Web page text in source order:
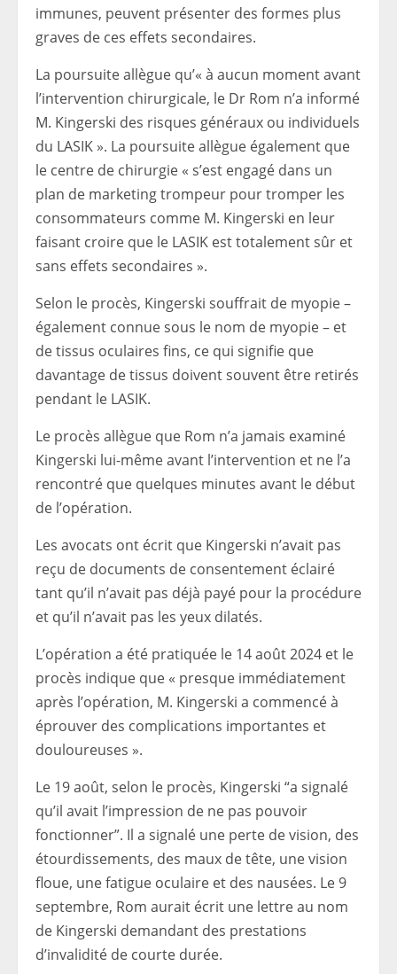
immunes, peuvent présenter des formes plus
graves de ces effets secondaires.
La poursuite allègue qu’« à aucun moment avant
l’intervention chirurgicale, le Dr Rom n’a informé
M. Kingerski des risques généraux ou individuels
du LASIK ». La poursuite allègue également que
le centre de chirurgie « s’est engagé dans un
plan de marketing trompeur pour tromper les
consommateurs comme M. Kingerski en leur
faisant croire que le LASIK est totalement sûr et
sans effets secondaires ».
Selon le procès, Kingerski souffrait de myopie –
également connue sous le nom de myopie – et
de tissus oculaires fins, ce qui signifie que
davantage de tissus doivent souvent être retirés
pendant le LASIK.
Le procès allègue que Rom n’a jamais examiné
Kingerski lui-même avant l’intervention et ne l’a
rencontré que quelques minutes avant le début
de l’opération.
Les avocats ont écrit que Kingerski n’avait pas
reçu de documents de consentement éclairé
tant qu’il n’avait pas déjà payé pour la procédure
et qu’il n’avait pas les yeux dilatés.
L’opération a été pratiquée le 14 août 2024 et le
procès indique que « presque immédiatement
après l’opération, M. Kingerski a commencé à
éprouver des complications importantes et
douloureuses ».
Le 19 août, selon le procès, Kingerski “a signalé
qu’il avait l’impression de ne pas pouvoir
fonctionner”. Il a signalé une perte de vision, des
étourdissements, des maux de tête, une vision
floue, une fatigue oculaire et des nausées. Le 9
septembre, Rom aurait écrit une lettre au nom
de Kingerski demandant des prestations
d’invalidité de courte durée.